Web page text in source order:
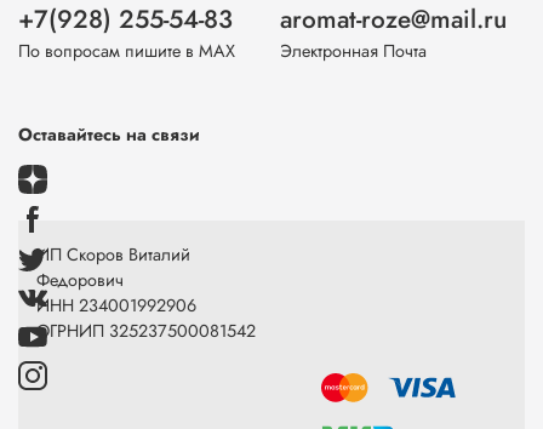
+7(928) 255-54-83
По вопросам пишите в МАХ
aromat-roze@mail.ru
Электронная Почта
Оставайтесь на связи
ИП Скоров Виталий
Федорович
ИНН 234001992906
ОГРНИП 325237500081542